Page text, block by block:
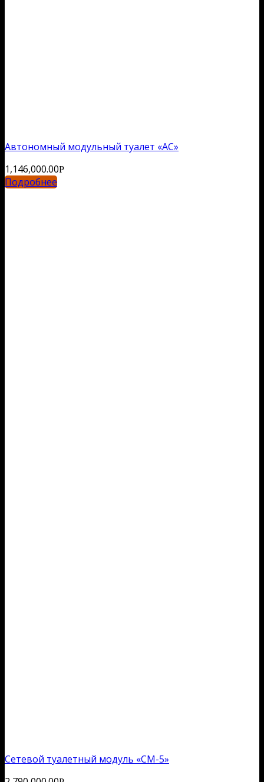
Автономный модульный туалет «АС»
1,146,000.00Р
Подробнее
Cетевой туалетный модуль «СМ-5»